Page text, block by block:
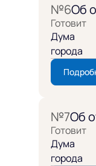
№6Об
Готовит
Дума
города
№7Об
Готовит
Дума
города